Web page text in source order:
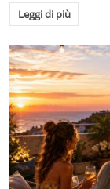
Leggi di più